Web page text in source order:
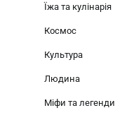
Їжа та кулінарія
Космос
Культура
Людина
Міфи та легенди